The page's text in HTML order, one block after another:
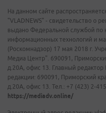
На данном сайте
"VLADNEWS" - свидетельство о
выдано Федеральной службой по
информационных технологий и
(Роскомнадзор) 17 мая 2018 г.
Медиа Центр". 690091,
д.20А, офис 13. Главный
редакции: 690091, Приморский
д.20А, офис 13. Тел.: +7 (423) 2-
https://mediadv.online/